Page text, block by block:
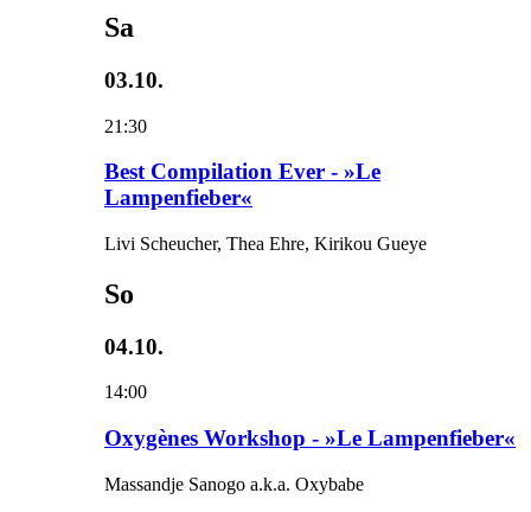
Sa
03.10.
21:30
Best Compilation Ever - »Le
Lampenfieber«
Livi Scheucher, Thea Ehre, Kirikou Gueye
So
04.10.
14:00
Oxygènes Workshop - »Le Lampenfieber«
Massandje Sanogo a.k.a. Oxybabe